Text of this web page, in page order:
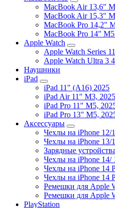
MacBook Air 13,6"
MacBook Air 15,3"
MacBook Pro 14,2"
MacBook Pro 14"
Apple Watch
Apple Watch Series 11
Apple Watch Ultra 3
Наушники
iPad
iPad 11" (A16) 2025
iPad Air 11" M3, 2025
iPad Pro 11" M5,
iPad Pro 13" M5,
Аксессуары
Чехлы на iPhone 12/
Чехлы на iPhone 13/
Зарядные устройства
Чехлы на iPhone 14/
Чехлы на iPhone 14
Чехлы на iPhone 14
Ремешки для Apple
Ремешки для Apple
PlayStation